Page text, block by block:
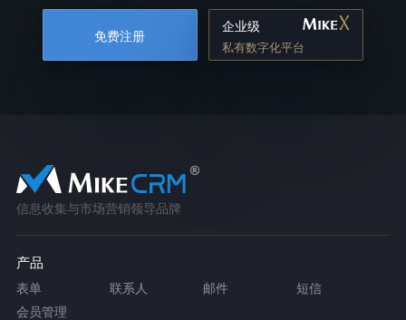
免费注册
企业级
私有数字化平台
信息收集与市场营销领导品牌
产品
表单 联系人 邮件
短信
会员管理